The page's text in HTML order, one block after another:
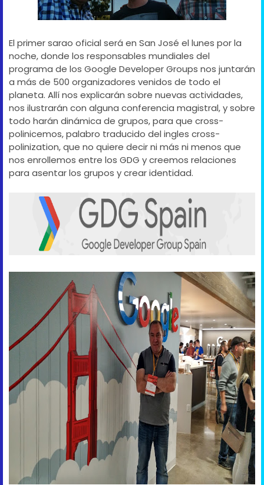
El primer sarao oficial será en San José el lunes por la
noche, donde los responsables mundiales del
programa de los Google Developer Groups nos juntarán
a más de 500 organizadores venidos de todo el
planeta. Allí nos explicarán sobre nuevas actividades,
nos ilustrarán con alguna conferencia magistral, y sobre
todo harán dinámica de grupos, para que cross-
polinicemos, palabro traducido del ingles cross-
polinization, que no quiere decir ni más ni menos que
nos enrollemos entre los GDG y creemos relaciones
para asentar los grupos y crear identidad.